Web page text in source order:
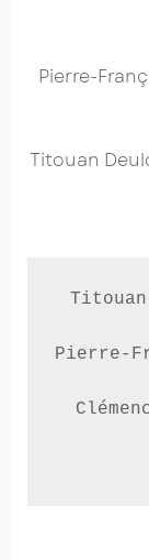
Pierre-
Titouan
Pierre-